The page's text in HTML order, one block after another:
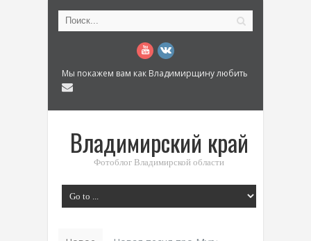
Мы покажем вам как Владимирщину любить
Владимирский край
Фотоблог Владимирской области